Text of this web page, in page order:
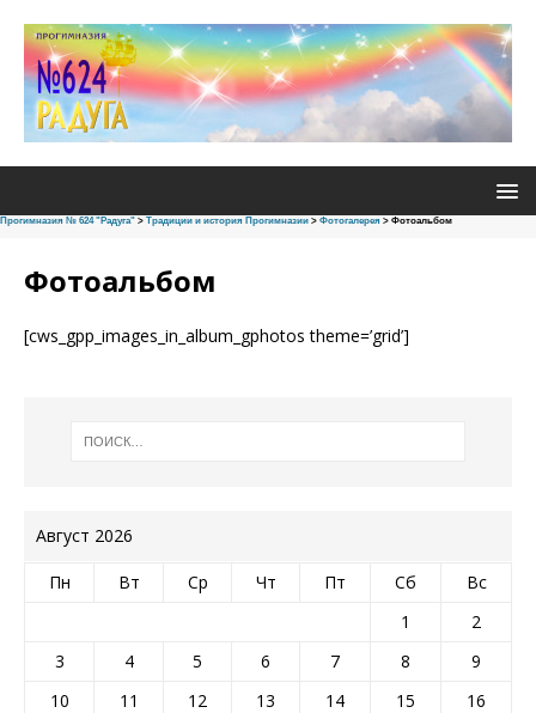
Прогимназия № 624 "Радуга" > Традиции и история Прогимназии > Фотогалерея > Фотоальбом
Фотоальбом
[cws_gpp_images_in_album_gphotos theme=’grid’]
Август 2026
Пн Вт Ср Чт Пт Сб
Вс
1
2
3
4 5 6 7 8
9
10
11 12 13 14 15
16